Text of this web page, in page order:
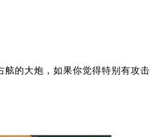
的大炮，如果你觉得特别有攻击